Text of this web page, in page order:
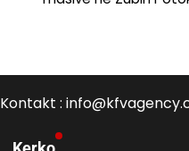
Kontakt :